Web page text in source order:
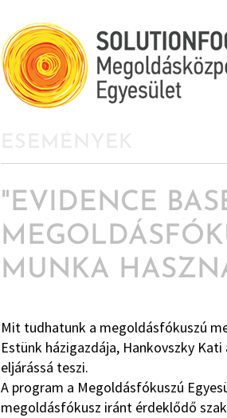
"EVIDENCE
MUNKA
Mit tudhatunk a megoldásfókuszú
Estünk házigazdája, Hankovszky
eljárássá teszi.
A program a Megoldásfókuszú
megoldásfókusz iránt érdeklődő